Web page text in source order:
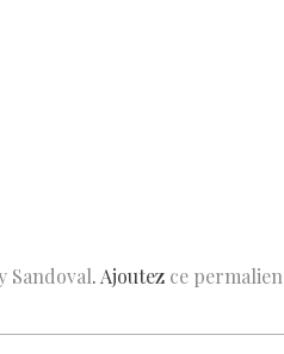
Sandoval. Ajoutez ce permalien